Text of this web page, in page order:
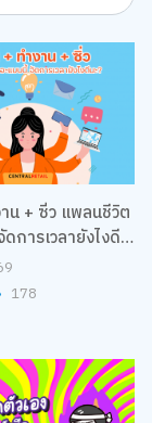
น + ซิ่ว แพลนชีวิต
ดการเวลายังไงดี
178